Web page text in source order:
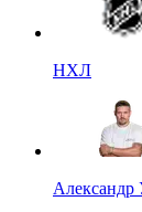
НХЛ
Александр